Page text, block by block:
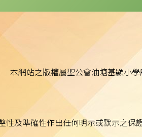
本網站之版權屬聖公會油塘基顯小
性及準確性作出任何明示或默示之